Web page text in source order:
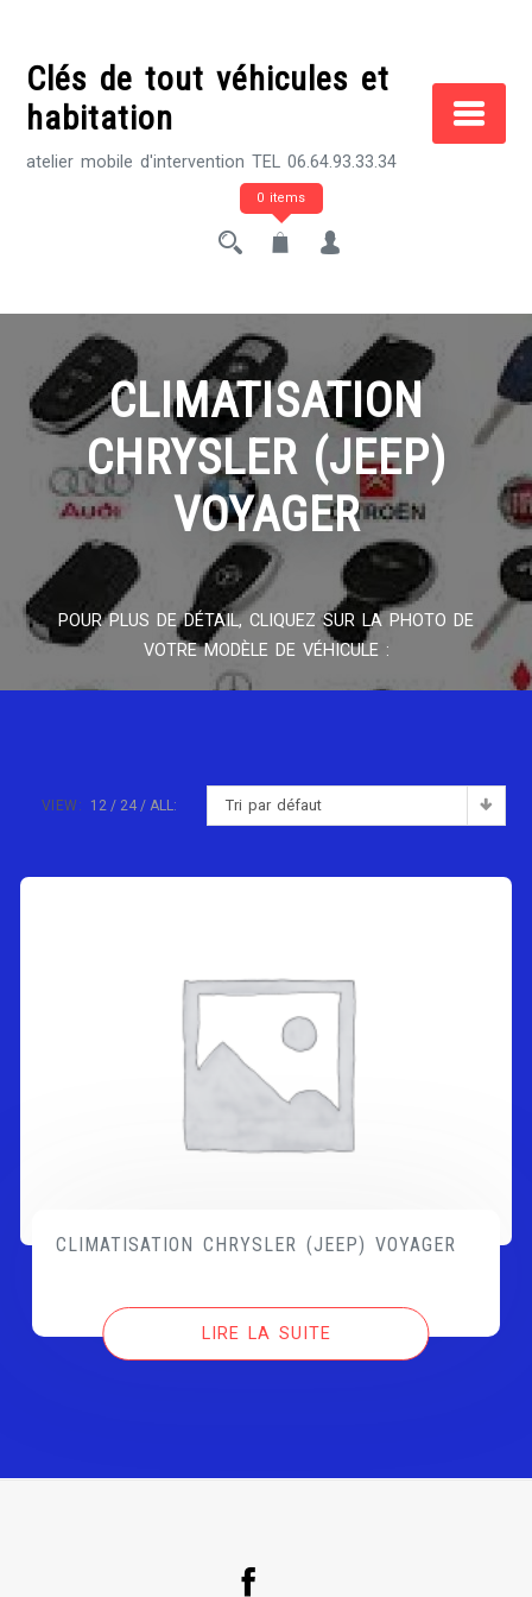
contentClés de tout véhicules et
habitation
atelier mobile d'intervention TEL 06.64.93.33.34
0 items
CLIMATISATION
CHRYSLER (JEEP)
VOYAGER
POUR PLUS DE DÉTAIL, CLIQUEZ SUR LA PHOTO DE
VOTRE MODÈLE DE VÉHICULE :
Tri par défaut
VIEW: 12 24 ALL:
CLIMATISATION CHRYSLER (JEEP) VOYAGER
LIRE LA SUITE